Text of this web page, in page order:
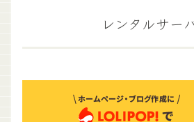
レンタルサー